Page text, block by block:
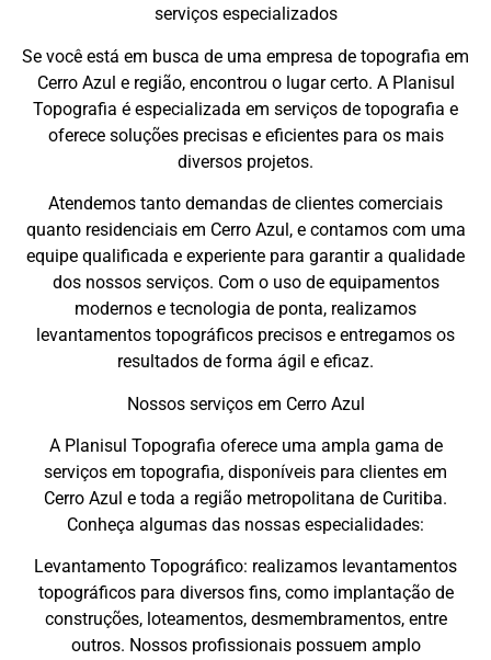
serviços especializados
Se você está em busca de uma empresa de topografia em
Cerro Azul e região, encontrou o lugar certo. A Planisul
Topografia é especializada em serviços de topografia e
oferece soluções precisas e eficientes para os mais
diversos projetos.
Atendemos tanto demandas de clientes comerciais
quanto residenciais em Cerro Azul, e contamos com uma
equipe qualificada e experiente para garantir a qualidade
dos nossos serviços. Com o uso de equipamentos
modernos e tecnologia de ponta, realizamos
levantamentos topográficos precisos e entregamos os
resultados de forma ágil e eficaz.
Nossos serviços em Cerro Azul
A Planisul Topografia oferece uma ampla gama de
serviços em topografia, disponíveis para clientes em
Cerro Azul e toda a região metropolitana de Curitiba.
Conheça algumas das nossas especialidades:
Levantamento Topográfico: realizamos levantamentos
topográficos para diversos fins, como implantação de
construções, loteamentos, desmembramentos, entre
outros. Nossos profissionais possuem amplo